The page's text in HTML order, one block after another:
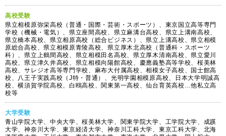
高校受験
県立相模原弥栄高校（普通・国際・芸術・スポーツ）、東京国立高等専門
学校（機械・電気）、県立座間高校、県立麻溝台高校、県立上溝南高校、
県立橋本高校、県立相原高校（総合ビジネス）、県立上溝高校、県立相模
原総合高校、県立相模原青陵高校、県立厚木北高校（普通科・スポーツ
科）、県立上鶴間高校、県立相模田名高校、県立厚木清南高校、県立愛川
高校、県立津久井高校、県立相模向陽館高校、慶應義塾高等学校、桜美林
高校、サレジオ高等専門学校、麻布大付属高校、相模女子高校、国士館高
校、八王子実践高校（J特・普通）、光明学園相模原高校、日本大学明誠高
校、横須賀学院高校、白鴎高校、関東第一高校、仙台育英高校…他私立高
校等
大学受験
青山学院大学、中央大学、桜美林大学、関東学院大学、工学院大学、成蹊
大学、神奈川大学、東京経済大学、神奈川工科大学、東京工科大学、北海